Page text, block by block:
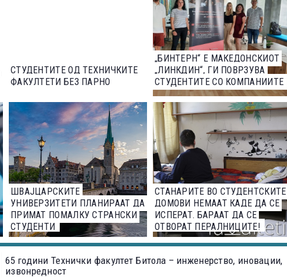
СТУДЕНТИТЕ ОД ТЕХНИЧКИТЕ
ФАКУЛТЕТИ БЕЗ ПАРНО
„БИНТЕРН“ Е МАКЕДОНСКИОТ
„ЛИНКДИН“, ГИ ПОВРЗУВА
СТУДЕНТИТЕ СО КОМПАНИИТЕ
ШВАЈЦАРСКИТЕ
УНИВЕРЗИТЕТИ ПЛАНИРААТ ДА
ПРИМАТ ПОМАЛКУ СТРАНСКИ
СТУДЕНТИ
СТАНАРИТЕ ВО СТУДЕНТСКИТЕ
ДОМОВИ НЕМААТ КАДЕ ДА СЕ
ИСПЕРАТ. БАРААТ ДА СЕ
ОТВОРАТ ПЕРАЛНИЦИТЕ!
65 години Технички факултет Битола – инженерство, иновации,
извонредност